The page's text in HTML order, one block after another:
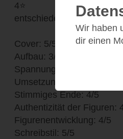
4⭐
entschieden
Cover: 5/5
Aufbau: 3/5
Spannung: 4/5
Umsetzung: 4/5
Stimmiges Ende: 4/5
Authentizität der Figuren:
Figurenentwicklung: 4/5
Schreibstil: 5/5
Wir haben
dir einen